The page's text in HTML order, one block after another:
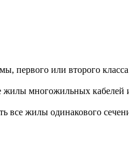
первого или второго
многожильных кабелей
жилы одинакового